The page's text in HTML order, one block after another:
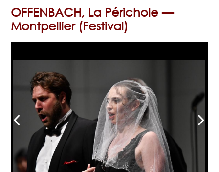
OFFENBACH, La Périchole —
Montpellier (Festival)
arrow_back_ios arrow_forward_ios